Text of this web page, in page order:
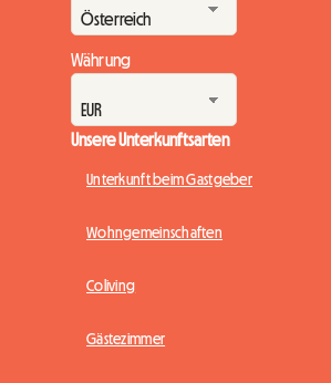
Währung
Unsere Unterkunftsarten
Unterkunft beim Gastgeber
Wohngemeinschaften
Coliving
Gästezimmer